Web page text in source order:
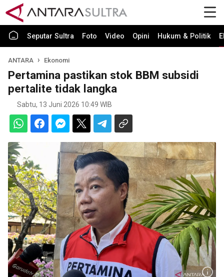
Seputar Sultra Foto Video Opini Hukum & Politik
ANTARA Ekonomi
Pertamina pastikan stok BBM subsidi
pertalite tidak langka
Sabtu, 13 Juni 2026 10:49 WIB